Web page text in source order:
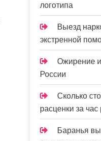
логотипа
Выезд
экстренной
Ожирение
России
Сколько
расценки за
Баранья